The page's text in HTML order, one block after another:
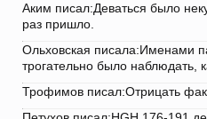
Аким писал:Деваться было
раз пришло.
Ольховская писала:Именами
трогательно было наблюдать,
Трофимов писал:Отрицать